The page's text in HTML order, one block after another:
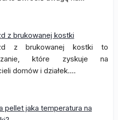
z brukowanej kostki
z brukowanej kostki to
które zyskuje na
domów i działek.…
pellet jaka temperatura na